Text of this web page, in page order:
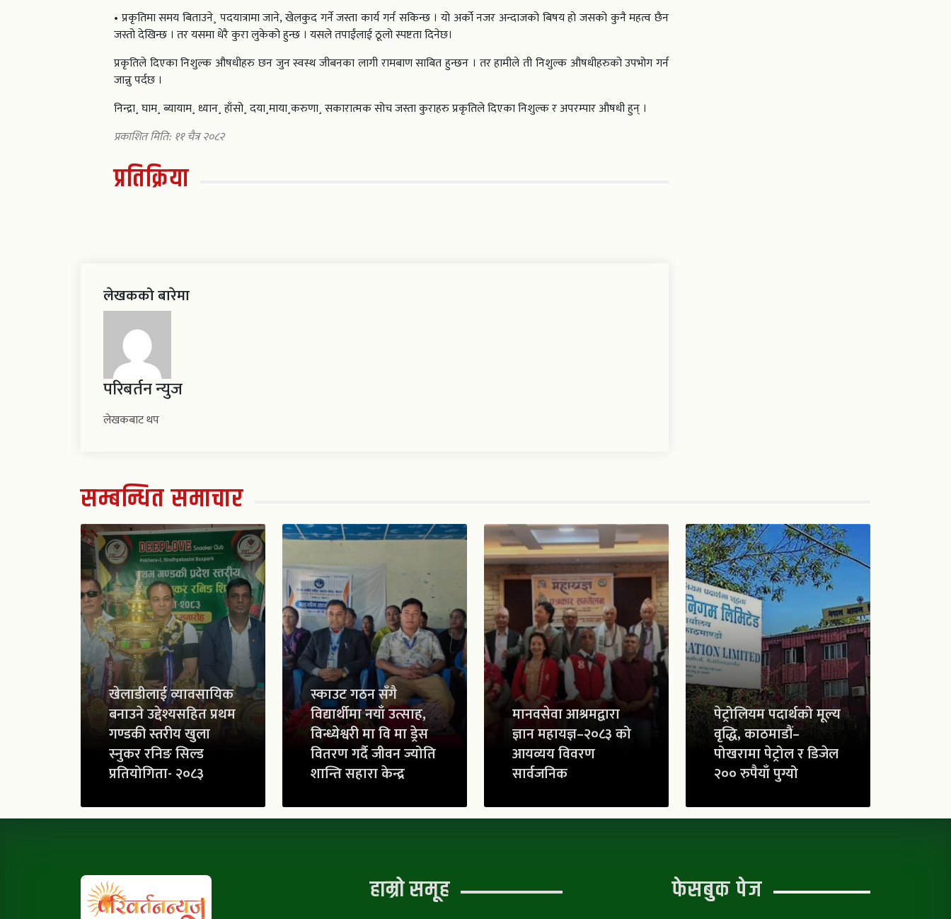
• प्रकृतिमा समय बिताउने¸ पदयात्रामा जाने, खेलकुद गर्ने जस्ता कार्य गर्न सकिन्छ । यो अर्को नजर अन्दाजको बिषय हो जसको कुनै महत्व छैन
जस्तो देखिन्छ । तर यसमा धेरै कुरा लुकेको हुन्छ । यसले तपाईंलाई ठूलो स्पष्टता दिनेछ।
प्रकृतिले दिएका निशुल्क औषधीहरु छन जुन स्वस्थ जीबनका लागी रामबाण साबित हुन्छन । तर हामीले ती निशुल्क औषधीहरुको उपभोग गर्न
जान्नु पर्दछ ।
निन्द्रा¸ घाम¸ ब्यायाम¸ ध्यान¸ हाँसो¸ दया¸माया¸करुणा¸ सकारात्मक सोच जस्ता कुराहरु प्रकृतिले दिएका निशुल्क र अपरम्पार औषधी हुन् ।
प्रकाशित मिति: ११ चैत्र २०८२
प्रतिक्रिया
लेखकको बारेमा
परिबर्तन न्युज
लेखकबाट थप
सम्बन्धित समाचार
खेलाडीलाई व्यावसायिक
बनाउने उद्देश्यसहित प्रथम
गण्डकी स्तरीय खुला
स्नुकर रनिङ सिल्ड
प्रतियोगिता- २०८३
स्काउट गठन सँगै
विद्यार्थीमा नयाँ उत्साह,
विन्ध्येश्वरी मा वि मा ड्रेस
वितरण गर्दै जीवन ज्योति
शान्ति सहारा केन्द्र
मानवसेवा आश्रमद्वारा
ज्ञान महायज्ञ–२०८३ को
आयव्यय विवरण
सार्वजनिक
पेट्रोलियम पदार्थको मूल्य
वृद्धि, काठमाडौं–
पोखरामा पेट्रोल र डिजेल
२०० रुपैयाँ पुग्यो
हाम्रो समूह फेसबुक पेज